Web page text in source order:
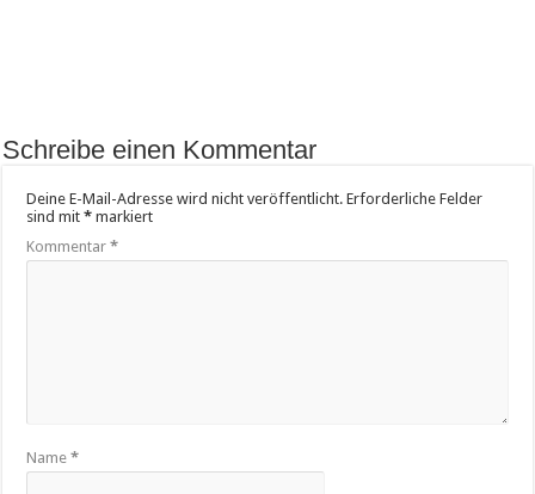
Schreibe einen Kommentar
Deine E-Mail-Adresse wird nicht veröffentlicht. Erforderliche Felder
sind mit* markiert
Kommentar*
Name*